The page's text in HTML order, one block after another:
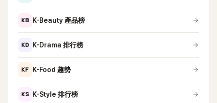
KB K-Beauty 產品榜
KD K-Drama 排行榜
KF K-Food 趨勢
KS K-Style 排行榜